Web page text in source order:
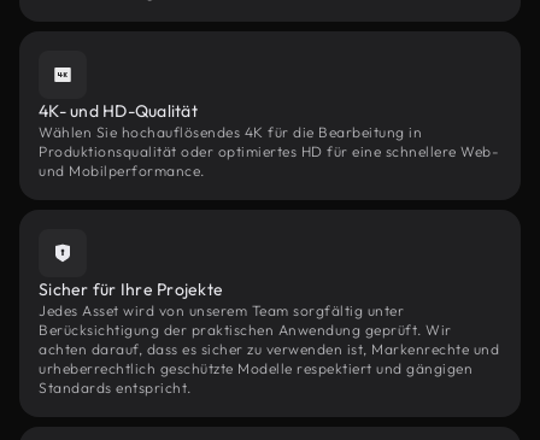
4K- und HD-Qualität
Wählen Sie hochauflösendes 4K für die Bearbeitung in
Produktionsqualität oder optimiertes HD für eine schnellere Web-
und Mobilperformance.
Sicher für Ihre Projekte
Jedes Asset wird von unserem Team sorgfältig unter
Berücksichtigung der praktischen Anwendung geprüft. Wir
achten darauf, dass es sicher zu verwenden ist, Markenrechte und
urheberrechtlich geschützte Modelle respektiert und gängigen
Standards entspricht.